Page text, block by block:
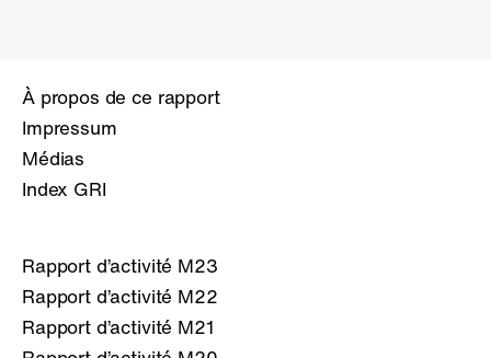
À propos de ce rapport
Impressum
Médias
Index GRI
Rapport d’activité M23
Rapport d’activité M22
Rapport d’activité M21